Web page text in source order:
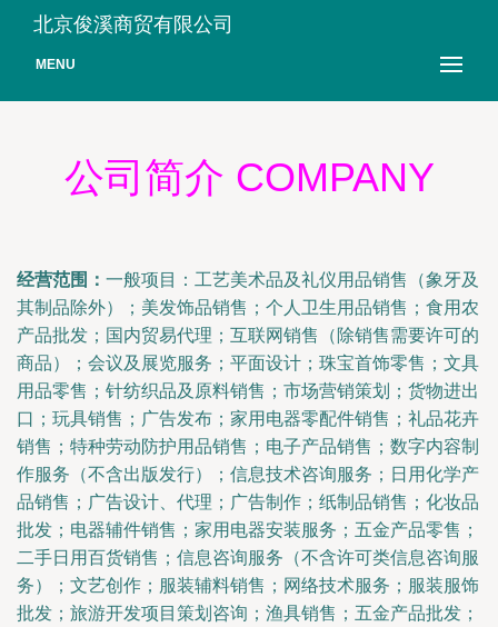
北京俊溪商贸有限公司
MENU
公司简介 COMPANY
经营范围： 一般项目：工艺美术品及礼仪用品销售（象牙及
其制品除外）；美发饰品销售；个人卫生用品销售；食用农
产品批发；国内贸易代理；互联网销售（除销售需要许可的
商品）；会议及展览服务；平面设计；珠宝首饰零售；文具
用品零售；针纺织品及原料销售；市场营销策划；货物进出
口；玩具销售；广告发布；家用电器零配件销售；礼品花卉
销售；特种劳动防护用品销售；电子产品销售；数字内容制
作服务（不含出版发行）；信息技术咨询服务；日用化学产
品销售；广告设计、代理；广告制作；纸制品销售；化妆品
批发；电器辅件销售；家用电器安装服务；五金产品零售；
二手日用百货销售；信息咨询服务（不含许可类信息咨询服
务）；文艺创作；服装辅料销售；网络技术服务；服装服饰
批发；旅游开发项目策划咨询；渔具销售；五金产品批发；